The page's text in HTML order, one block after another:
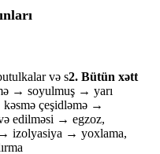
və s2. Bütün xətt
→ soyulmuş → yarı
çeşidləmə →
edilməsi → egzoz,
izolyasiya → yoxlama,